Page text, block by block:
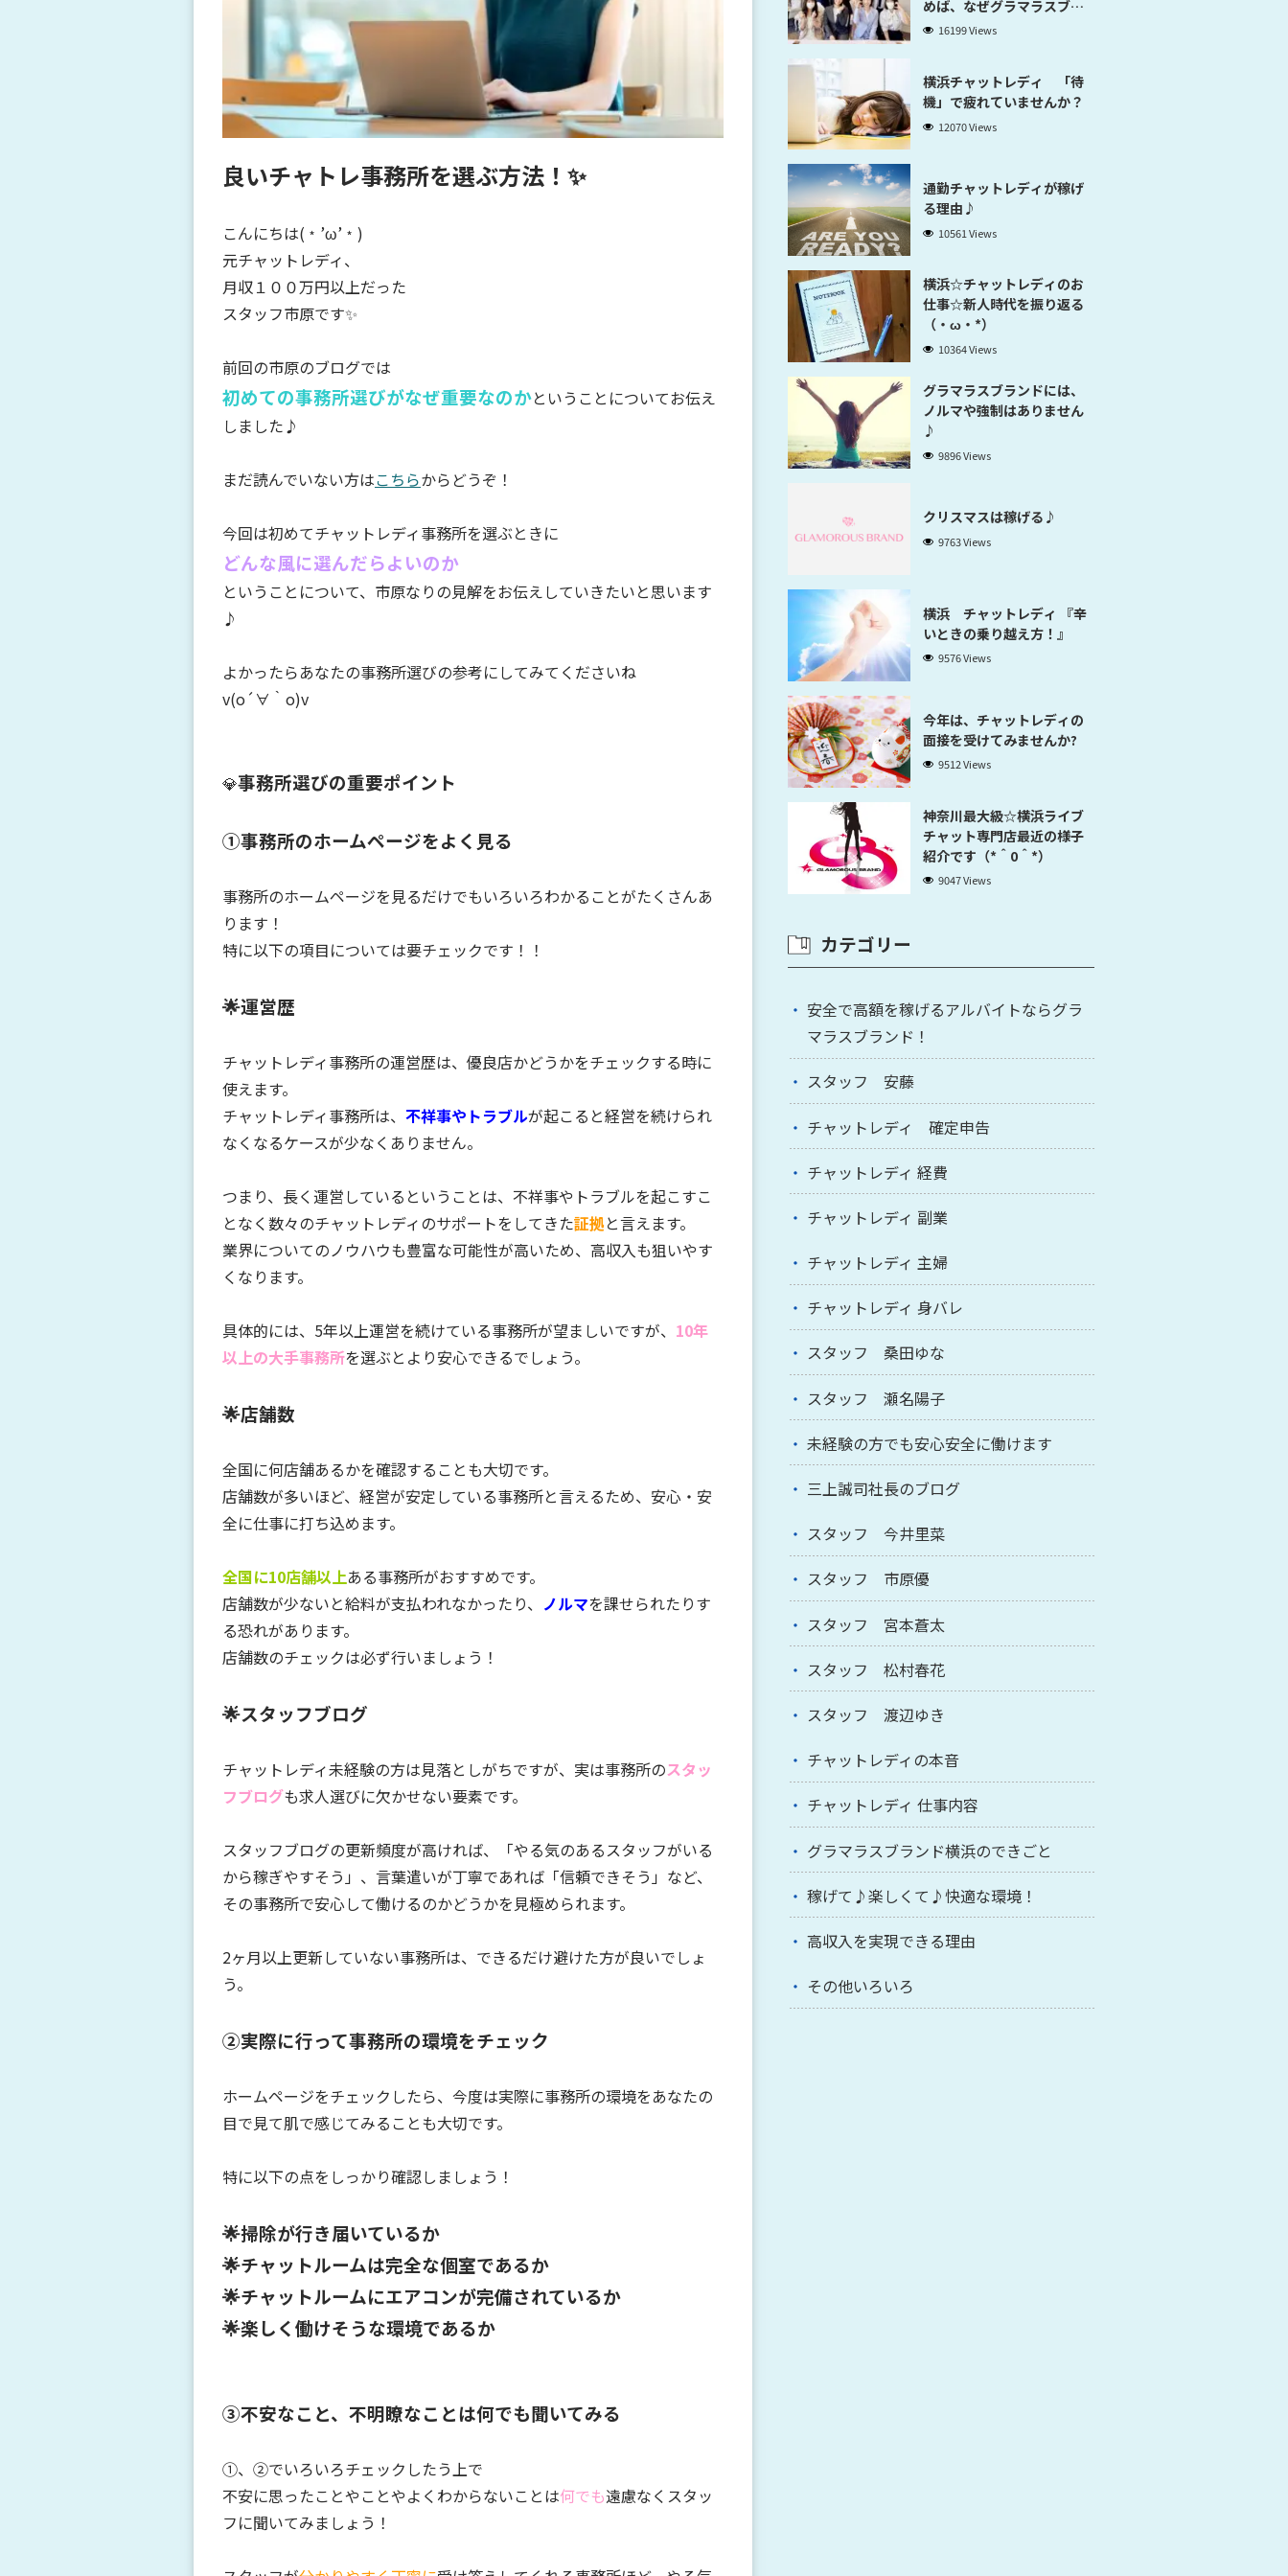
良いチャトレ事務所を選ぶ方法！✨
こんにちは(﹡’ω’﹡)
元チャットレディ、
月収１００万円以上だった
スタッフ市原です✨
前回の市原のブログでは
初めての事務所選びがなぜ重要なのかということについてお伝え
しました♪
まだ読んでいない方はこちらからどうぞ！
今回は初めてチャットレディ事務所を選ぶときに
どんな風に選んだらよいのか
ということについて、市原なりの見解をお伝えしていきたいと思います
♪
よかったらあなたの事務所選びの参考にしてみてくださいね
v(o´∀｀o)v
💎事務所選びの重要ポイント
①事務所のホームページをよく見る
事務所のホームページを見るだけでもいろいろわかることがたくさんあ
ります！
特に以下の項目については要チェックです！！
🌟運営歴
チャットレディ事務所の運営歴は、優良店かどうかをチェックする時に
使えます。
チャットレディ事務所は、 不祥事やトラブルが起こると経営を続けられ
なくなるケースが少なくありません。
つまり、 長く運営しているということは、不祥事やトラブルを起こすこ
となく数々のチャットレディのサポートをしてきた証拠と言えます。
業界についてのノウハウも豊富な可能性が高いため、高収入も狙いやす
くなります。
具体的には、5年以上運営を続けている事務所が望ましいですが、 10年
以上の大手事務所を選ぶとより安心できるでしょう。
🌟店舗数
全国に何店舗あるかを確認することも大切です。
店舗数が多いほど、経営が安定している事務所と言えるため、安心・安
全に仕事に打ち込めます。
全国に10店舗以上ある事務所がおすすめです。
店舗数が少ないと給料が支払われなかったり、 ノルマを課せられたりす
る恐れがあります。
店舗数のチェックは必ず行いましょう！
🌟スタッフブログ
チャットレディ未経験の方は見落としがちですが、実は事務所のスタッ
フブログも求人選びに欠かせない要素です。
スタッフブログの更新頻度が高ければ、「やる気のあるスタッフがいる
から稼ぎやすそう」、言葉遣いが丁寧であれば「信頼できそう」など、
その事務所で安心して働けるのかどうかを見極められます。
2ヶ月以上更新していない事務所は、できるだけ避けた方が良いでしょ
う。
➁実際に行って事務所の環境をチェック
ホームページをチェックしたら、今度は実際に事務所の環境をあなたの
目で見て肌で感じてみることも大切です。
特に以下の点をしっかり確認しましょう！
🌟掃除が行き届いているか
🌟チャットルームは完全な個室であるか
🌟チャットルームにエアコンが完備されているか
🌟楽しく働けそうな環境であるか
③不安なこと、不明瞭なことは何でも聞いてみる
①、➁でいろいろチェックしたう上で
不安に思ったことやことやよくわからないことは何でも遠慮なくスタッ
フに聞いてみましょう！
めば、なぜグラマラスブラ
ンド横浜だと稼げるのかが
16199 Views
横浜チャットレディ 「待
機」で疲れていませんか？
12070 Views
通勤チャットレディが稼げ
る理由♪
10561 Views
横浜☆チャットレディのお
仕事☆新人時代を振り返る
（・ω・*）
10364 Views
グラマラスブランドには、
ノルマや強制はありません
♪
9896 Views
クリスマスは稼げる♪
9763 Views
横浜 チャットレディ 『辛
いときの乗り越え方！』
9576 Views
今年は、チャットレディの
面接を受けてみませんか?
9512 Views
神奈川最大級☆横浜ライブ
チャット専門店最近の様子
紹介です（*＾0＾*）
9047 Views
カテゴリー
安全で高額を稼げるアルバイトならグラ
マラスブランド！
スタッフ 安藤
チャットレディ 確定申告
チャットレディ 経費
チャットレディ 副業
チャットレディ 主婦
チャットレディ 身バレ
スタッフ 桑田ゆな
スタッフ 瀬名陽子
未経験の方でも安心安全に働けます
三上誠司社長のブログ
スタッフ 今井里菜
スタッフ 市原優
スタッフ 宮本蒼太
スタッフ 松村春花
スタッフ 渡辺ゆき
チャットレディの本音
チャットレディ 仕事内容
グラマラスブランド横浜のできごと
稼げて♪楽しくて♪快適な環境！
高収入を実現できる理由
その他いろいろ